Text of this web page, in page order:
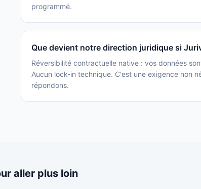
programmé.
Que devient notre direction juridique si
Réversibilité contractuelle native : vos données
Aucun lock-in technique. C'est une exigence non
répondons.
aller plus loin